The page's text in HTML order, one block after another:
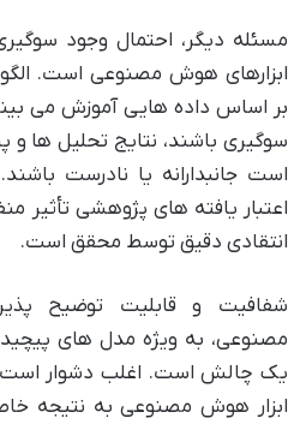
مسئله دیگر، احتمال وجود
ابزارهای هوش مصنوعی است.
بر اساس داده هایی آموزش می
سوگیری باشند، نتایج تحلیل ها و
است جانبدارانه یا نادرست
اعتبار یافته های پژوهشی تأثیر
انتقادی دقیق توسط محقق است.
شفافیت و قابلیت توضیح
مصنوعی، به ویژه مدل های
یک چالش است. اغلب دشوار است
ابزار هوش مصنوعی به نتیجه